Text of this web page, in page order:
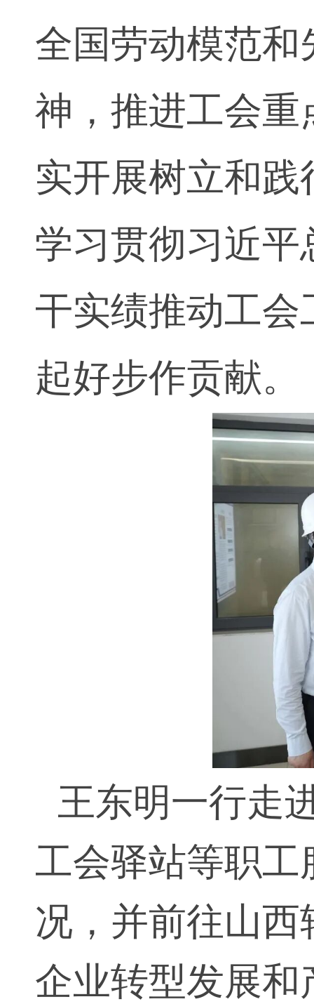
全国劳动模范
神，推进工会
实开展树立和
学习贯彻习近
干实绩推动工
起好步作贡献。
王东明一行走
工会驿站等职
况，并前往山
企业转型发展